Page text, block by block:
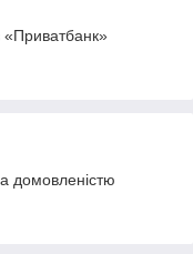
домовленістю